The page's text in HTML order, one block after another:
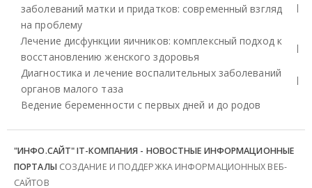
заболеваний матки и придатков: современный взгляд
на проблему
Лечение дисфункции яичников: комплексный подход к
восстановлению женского здоровья
Диагностика и лечение воспалительных заболеваний
органов малого таза
Ведение беременности с первых дней и до родов
"ИНФО.САЙТ" IT-КОМПАНИЯ - НОВОСТНЫЕ ИНФОРМАЦИОННЫЕ
ПОРТАЛЫСОЗДАНИЕ И ПОДДЕРЖКА ИНФОРМАЦИОННЫХ ВЕБ-
САЙТОВ